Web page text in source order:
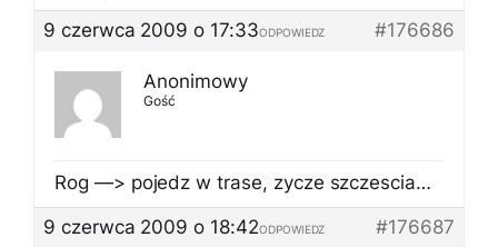
9 czerwca 2009 o 17:33
#176686
ODPOWIEDZ
Anonimowy
Gość
Rog —> pojedz w trase, zycze szczescia…
9 czerwca 2009 o 18:42
#176687
ODPOWIEDZ